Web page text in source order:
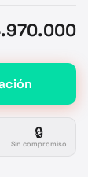
🔒
Sin compromiso